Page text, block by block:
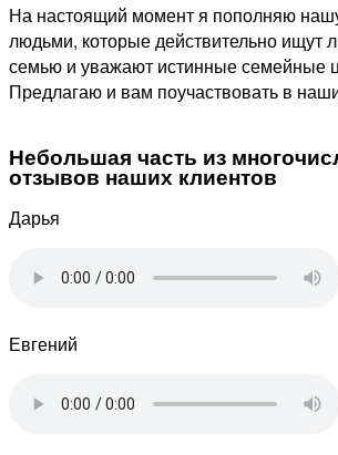
На настоящий момент я пополняю
людьми, которые действительно ищут
семью и уважают истинные семейные
Предлагаю и вам поучаствовать в
Небольшая часть из
отзывов наших клиентов
Дарья
Евгений